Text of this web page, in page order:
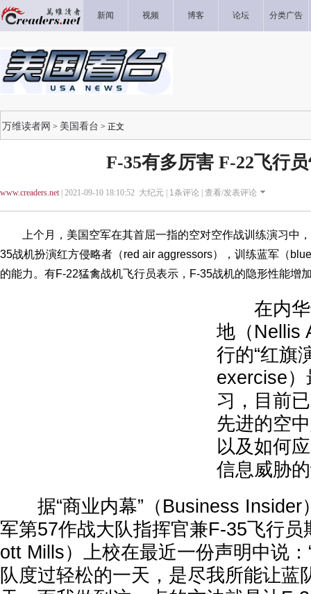
新闻 视频 博客 论坛 分类广告
万维读者网 > 美国看台 > 正文
F-35有多厉害 F-22飞行
www.creaders.net| 2021-09-10 18:10:52 大纪元 | 1条评论 | 查看/发表评论
上个月，美国空军在其首屈一指的空对空作战训练演习中，
35战机扮演红方侵略者（red air aggressors），训练蓝军（
的能力。有F-22猛禽战机飞行员表示，F-35战机的隐形性能增
在内华
地（Nellis
行的“红旗
exercise
习，目前
先进的空
以及如何
信息威胁
据“商业内幕”（Business Insider
军第57作战大队指挥官兼F-35飞行员
ott Mills）上校在最近一份声明中说
队度过轻松的一天，是尽我所能让蓝